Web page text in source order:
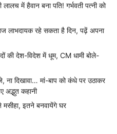
में हैवान बना पति! गर्भवती पत्नी को
लाभदायक रहे सकता है दिन, पढ़ें अपना
की देश-विदेश में धूम, CM धामी बोले-
दिखावा… मां-बाप को कंधे पर उठाकर
अद्भुत कहानी
इतने बनवायेंगे घर